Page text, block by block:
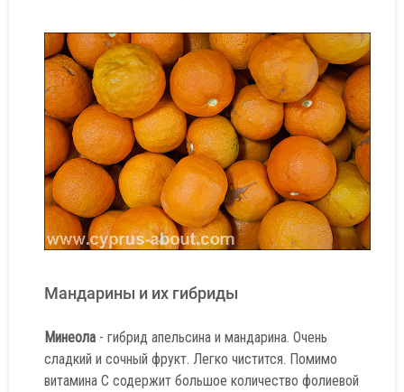
Мандарины и их гибриды
Минеола - гибрид апельсина и мандарина. Очень
сладкий и сочный фрукт. Легко чистится. Помимо
витамина С содержит большое количество фолиевой